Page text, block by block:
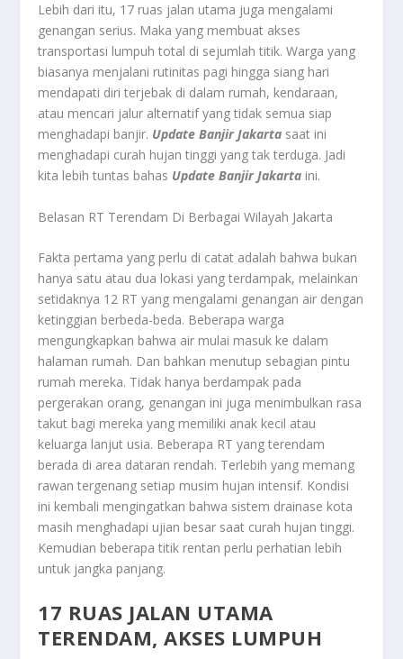
Lebih dari itu, 17 ruas jalan utama juga mengalami
genangan serius. Maka yang membuat akses
transportasi lumpuh total di sejumlah titik. Warga yang
biasanya menjalani rutinitas pagi hingga siang hari
mendapati diri terjebak di dalam rumah, kendaraan,
atau mencari jalur alternatif yang tidak semua siap
menghadapi banjir. Update Banjir Jakarta saat ini
menghadapi curah hujan tinggi yang tak terduga. Jadi
kita lebih tuntas bahas Update Banjir Jakarta ini.
Belasan RT Terendam Di Berbagai Wilayah Jakarta
Fakta pertama yang perlu di catat adalah bahwa bukan
hanya satu atau dua lokasi yang terdampak, melainkan
setidaknya 12 RT yang mengalami genangan air dengan
ketinggian berbeda-beda. Beberapa warga
mengungkapkan bahwa air mulai masuk ke dalam
halaman rumah. Dan bahkan menutup sebagian pintu
rumah mereka. Tidak hanya berdampak pada
pergerakan orang, genangan ini juga menimbulkan rasa
takut bagi mereka yang memiliki anak kecil atau
keluarga lanjut usia. Beberapa RT yang terendam
berada di area dataran rendah. Terlebih yang memang
rawan tergenang setiap musim hujan intensif. Kondisi
ini kembali mengingatkan bahwa sistem drainase kota
masih menghadapi ujian besar saat curah hujan tinggi.
Kemudian beberapa titik rentan perlu perhatian lebih
untuk jangka panjang.
17 RUAS JALAN UTAMA
TERENDAM, AKSES LUMPUH